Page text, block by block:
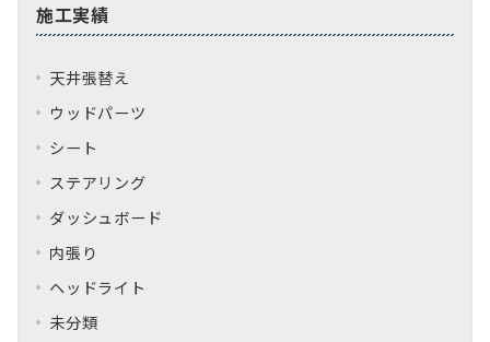
施工実績
天井張替え
ウッドパーツ
シート
ステアリング
ダッシュボード
内張り
ヘッドライト
未分類